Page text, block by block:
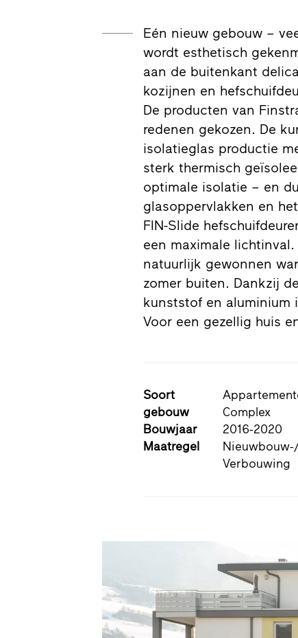
Eén nieuw gebouw –
wordt esthetisch
aan de buitenkant
kozijnen en
De producten van
redenen gekozen. De
isolatieglas productie
sterk thermisch
optimale isolatie – en
glasoppervlakken en
FIN-Slide
een maximale
natuurlijk gewonnen
zomer buiten. Dankzij
kunststof en aluminium
Voor een gezellig huis
Soort
gebouw
Complex
Bouwjaar
2016-2020
Maatregel
Verbouwing